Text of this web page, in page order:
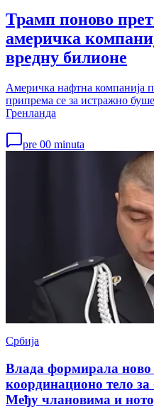
Трамп поново
америчка
вредну билионе
Америчка нафтна компанија
припрема се за истражно
Гренланда
pre 00 minuta
Србија
Влада формирала
координационо тело
Међу члановима и